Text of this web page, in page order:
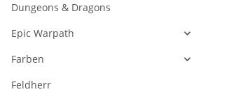
Dungeons & Dragons
Epic Warpath
Farben
Feldherr